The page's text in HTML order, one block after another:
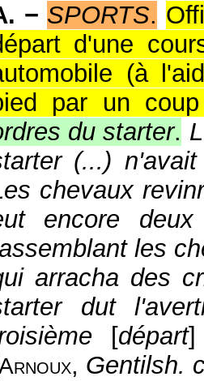
− SPORTS.
d'une
(à
par un
du starter.
(...)
chevaux
encore
les
arracha des
dut
[départ
, Gentilsh.